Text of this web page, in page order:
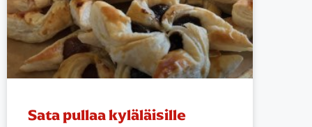
Sata pullaa kyläläisille